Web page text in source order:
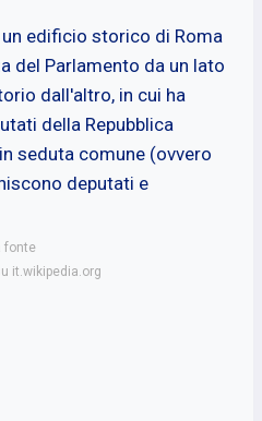
edificio storico di Roma
del Parlamento da un lato
dall'altro, in cui ha
della Repubblica
seduta comune (ovvero
deputati e
fonte
it.wikipedia.org